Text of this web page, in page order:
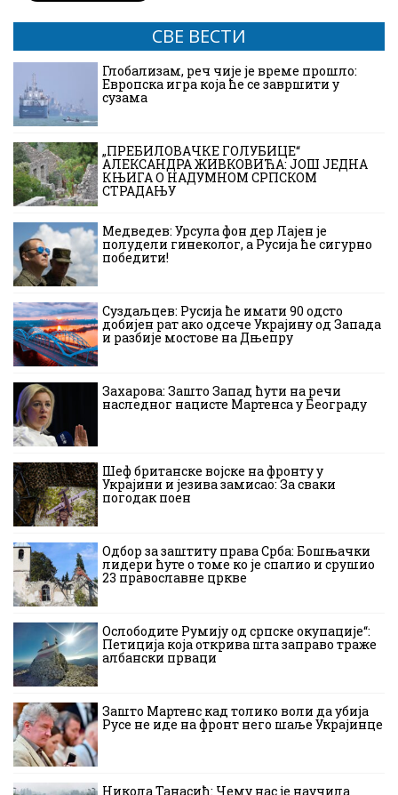
СВЕ ВЕСТИ
Глобализам, реч чије је време прошло:
Европска игра која ће се завршити у
сузама
„ПРЕБИЛОВАЧКЕ ГОЛУБИЦЕ“
АЛЕКСАНДРА ЖИВКОВИЋА: ЈОШ ЈЕДНА
КЊИГА О НАДУМНОМ СРПСКОМ
СТРАДАЊУ
Медведев: Урсула фон дер Лајен је
полудели гинеколог, а Русија ће сигурно
победити!
Суздаљцев: Русија ће имати 90 одсто
добијен рат ако одсече Украјину од Запада
и разбије мостове на Дњепру
Захарова: Зашто Запад ћути на речи
наследног нацисте Мартенса у Београду
Шеф британске војске на фронту у
Украјини и језива замисао: За сваки
погодак поен
Одбор за заштиту права Срба: Бошњачки
лидери ћуте о томе ко је спалио и срушио
23 православне цркве
Ослободите Румију од српске окупације“:
Петиција која открива шта заправо траже
албански прваци
Зашто Мартенс кад толико воли да убија
Русе не иде на фронт него шаље Украјинце
Никола Танасић: Чему нас је научила